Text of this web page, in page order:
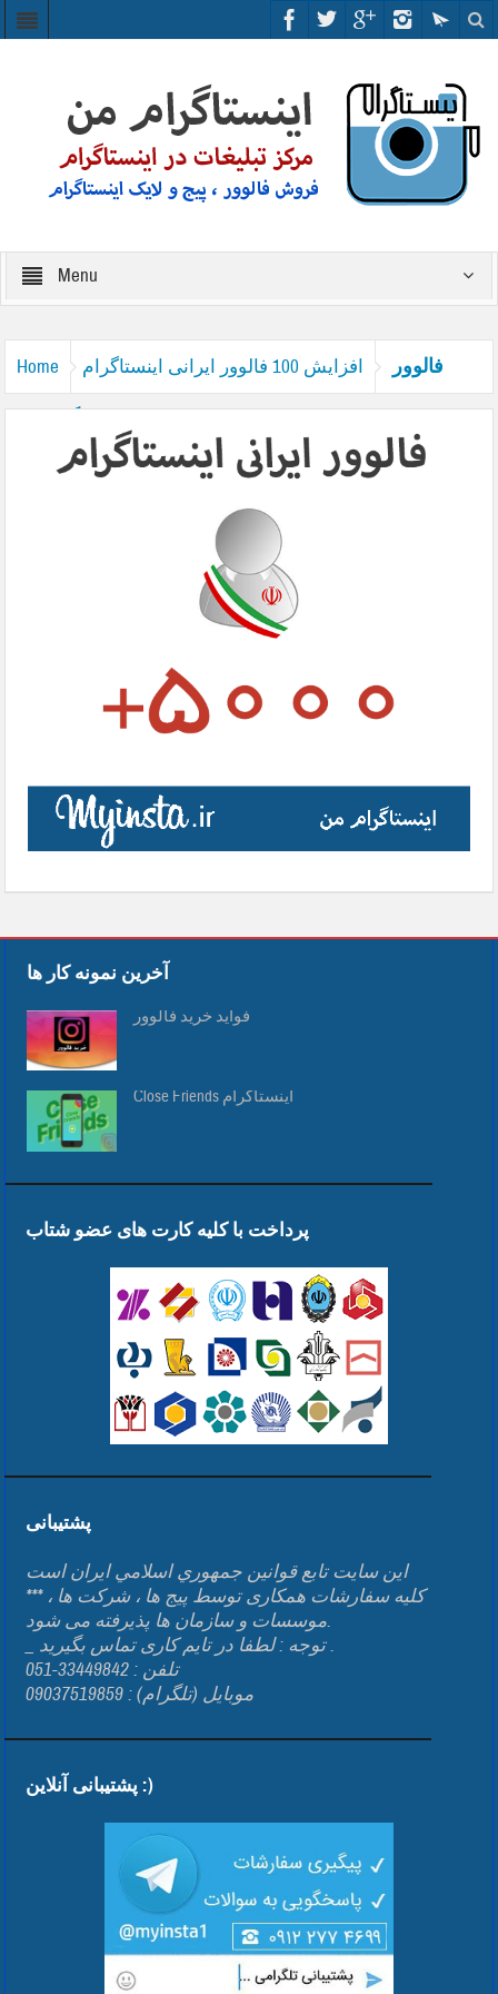
Menu
Home افزایش 100 فالوور ایرانی اینستاگرام فالوور
آخرین نمونه کار ها
فواید خرید فالوور
Close Friends اینستاگرام
پرداخت با کلیه کارت های عضو شتاب
پشتیبانی
اين سايت تابع قوانين جمهوري اسلامي ايران است
*** کلیه سفارشات همکاری توسط پیج ها ، شرکت ها ،
موسسات و سازمان ها پذیرفته می شود.
_ توجه : لطفا در تایم کاری تماس بگیرید .
تلفن : 33449842-051
موبایل (تلگرام) : 09037519859
پشتیبانی آنلاین :)